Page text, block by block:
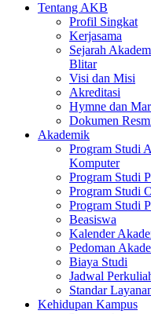
Tentang AKB
Profil Singkat
Kerjasama
Sejarah
Blitar
Visi dan Misi
Akreditasi
Hymne dan
Dokumen
Akademik
Program Studi
Komputer
Program Studi
Program Studi
Program Studi
Beasiswa
Kalender
Pedoman
Biaya Studi
Jadwal
Standar
Kehidupan Kampus